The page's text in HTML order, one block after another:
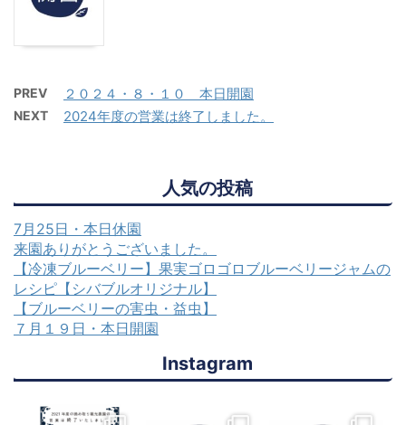
PREV ２０２４・８・１０ 本日開園
NEXT 2024年度の営業は終了しました。
人気の投稿
7月25日・本日休園
来園ありがとうございました。
【冷凍ブルーベリー】果実ゴロゴロブルーベリージャムの
レシピ【シバブルオリジナル】
【ブルーベリーの害虫・益虫】
７月１９日・本日開園
Instagram